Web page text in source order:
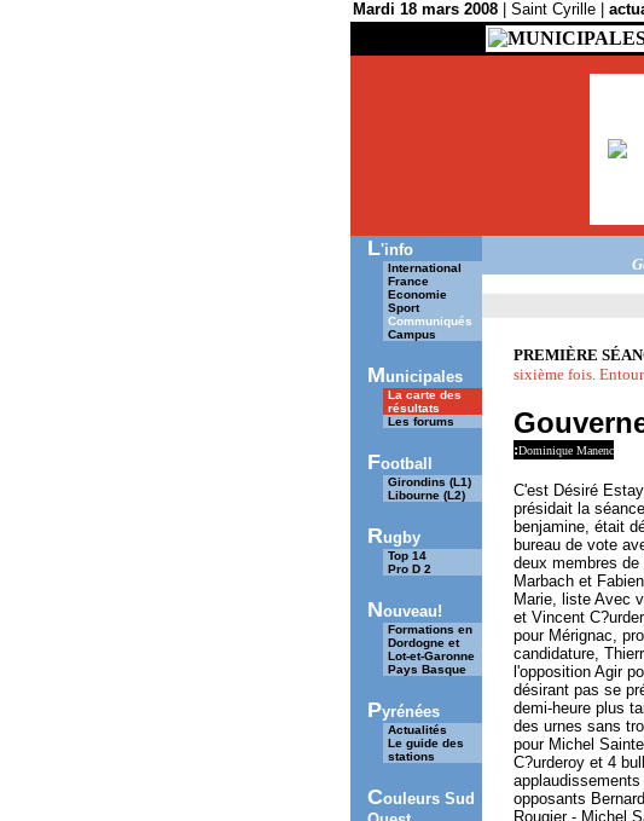
Mardi 18 mars 2008 | Saint Cyrille |
L'info
International
France
Economie
Sport
Communiqués
Campus
Municipales
La carte des
résultats
Les forums
Football
Girondins (L1)
Libourne (L2)
Rugby
Top 14
Pro D 2
Nouveau!
Formations en
Dordogne et
Lot-et-Garonne
Pays Basque
Pyrénées
Actualités
Le guide des
stations
Couleurs Sud
PREMIÈRE
sixième fois.
:Dominique Manenc
C'est Désiré
présidait la
benjamine, était
bureau de vote
deux membres de
Marbach et
Marie, liste Avec
et Vincent
pour Mérignac,
candidature,
l'opposition Agir
désirant pas se
demi-heure plus
des urnes sans
pour Michel
C?urderoy et 4
opposants
Rougier - Michel